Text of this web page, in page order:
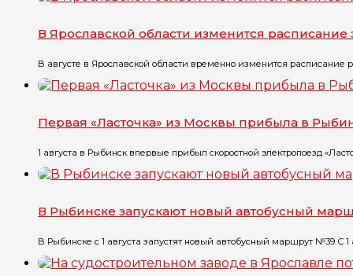
В Ярославской области изменится расписание
В августе в Ярославской области временно изменится расписание
Первая «Ласточка» из Москвы прибыла в
1 августа в Рыбинск впервые прибыл скоростной электропоезд
В Рыбинске запускают новый автобусный
В Рыбинске с 1 августа запустят новый автобусный маршрут №39 С 1